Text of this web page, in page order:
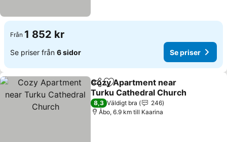
Från 1 852 kr
Se priser från 6 sidor Se priser
Dela Lägg till i Mina Favoriter
Cozy Apartment near
Turku Cathedral Church
Se priser
8,3 Väldigt bra
246
Åbo, 6.9 km till Kaarina